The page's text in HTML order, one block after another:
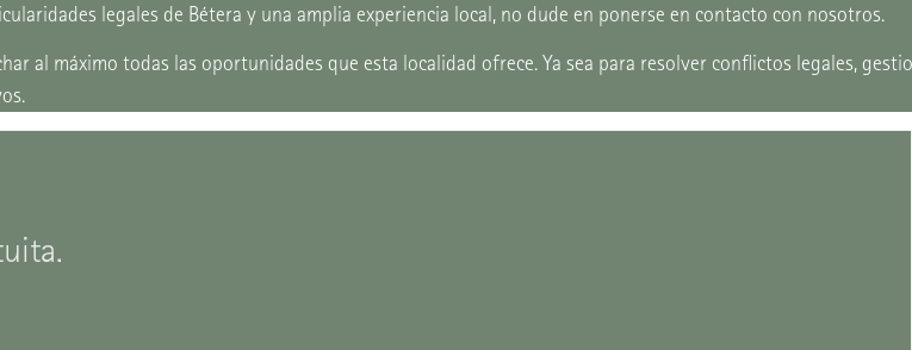
legales de Bétera y una amplia experiencia local, no dude en ponerse en contacto con nosotros.
al máximo todas las oportunidades que esta localidad ofrece. Ya sea para resolver conflictos legales,